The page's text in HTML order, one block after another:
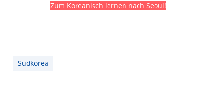
Zum Koreanisch lernen nach Seoul!
Südkorea